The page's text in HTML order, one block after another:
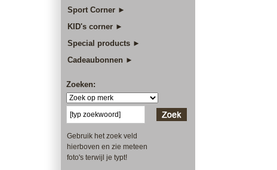
Sport Corner ►
KID's corner ►
Special products ►
Cadeaubonnen ►
Zoeken:
Gebruik het zoek veld
hierboven en zie meteen
foto's terwijl je typt!